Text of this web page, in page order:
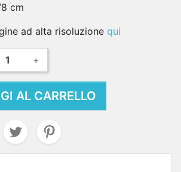
cm
ad alta risoluzione qui
+
AL CARRELLO